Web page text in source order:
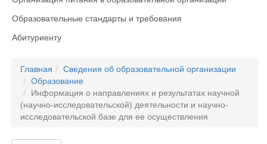
Образовательные стандарты и требования
Абитуриенту
Главная
Сведения об образовательной организации
Образование
Информация о направлениях и результатах научной
(научно-исследовательской) деятельности и научно-
исследовательской базе для ее осуществления